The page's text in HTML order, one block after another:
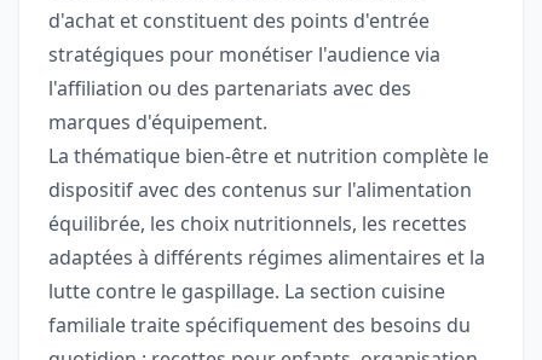
d'achat et constituent des points d'entrée
stratégiques pour monétiser l'audience via
l'affiliation ou des partenariats avec des
marques d'équipement.
La thématique bien-être et nutrition complète le
dispositif avec des contenus sur l'alimentation
équilibrée, les choix nutritionnels, les recettes
adaptées à différents régimes alimentaires et la
lutte contre le gaspillage. La section cuisine
familiale traite spécifiquement des besoins du